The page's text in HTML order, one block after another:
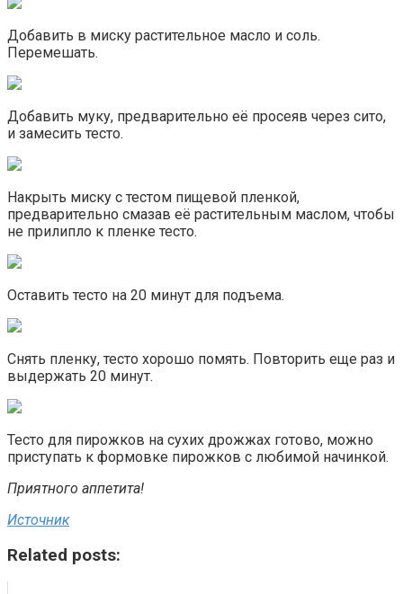
Добавить в миску растительное масло и соль.
Перемешать.
Добавить муку, предварительно её просеяв через сито,
и замесить тесто.
Накрыть миску с тестом пищевой пленкой,
предварительно смазав её растительным маслом, чтобы
не прилипло к пленке тесто.
Оставить тесто на 20 минут для подъема.
Снять пленку, тесто хорошо помять. Повторить еще раз и
выдержать 20 минут.
Тесто для пирожков на сухих дрожжах готово, можно
приступать к формовке пирожков с любимой начинкой.
Приятного аппетита!
Источник
Related posts: